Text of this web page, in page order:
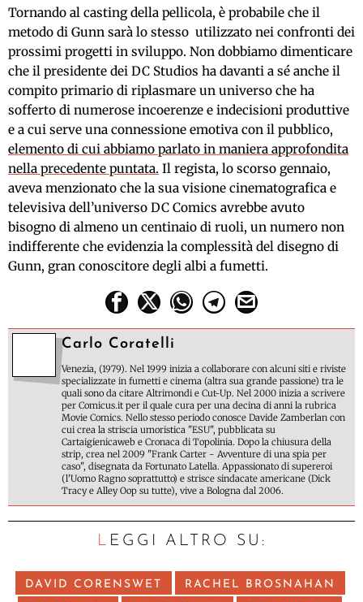
Tornando al casting della pellicola, è probabile che il
metodo di Gunn sarà lo stesso utilizzato nei confronti dei
prossimi progetti in sviluppo. Non dobbiamo dimenticare
che il presidente dei DC Studios ha davanti a sé anche il
compito primario di riplasmare un universo che ha
sofferto di numerose incoerenze e indecisioni produttive
e a cui serve una connessione emotiva con il pubblico,
elemento di cui abbiamo parlato in maniera approfondita
nella precedente puntata. Il regista, lo scorso gennaio,
aveva menzionato che la sua visione cinematografica e
televisiva dell’universo DC Comics avrebbe avuto
bisogno di almeno un centinaio di ruoli, un numero non
indifferente che evidenzia la complessità del disegno di
Gunn, gran conoscitore degli albi a fumetti.
Carlo Coratelli
Venezia, (1979). Nel 1999 inizia a collaborare con alcuni siti e riviste
specializzate in fumetti e cinema (altra sua grande passione) tra le
quali sono da citare Altrimondi e Cut-Up. Nel 2000 inizia a scrivere
per Comicus.it per il quale cura per una decina di anni la rubrica
Movie Comics. Nello stesso periodo conosce Davide Zamberlan con
cui crea la striscia umoristica "ESU", pubblicata su
Cartaigienicaweb e Cronaca di Topolinia. Dopo la chiusura della
strip, crea nel 2009 "Frank Carter - Avventure di una spia per
caso", disegnata da Fortunato Latella. Appassionato di supereroi
(l'Uomo Ragno soprattutto) e strisce sindacate americane (Dick
Tracy e Alley Oop su tutte), vive a Bologna dal 2006.
LEGGI ALTRO SU:
DAVID CORENSWET RACHEL BROSNAHAN